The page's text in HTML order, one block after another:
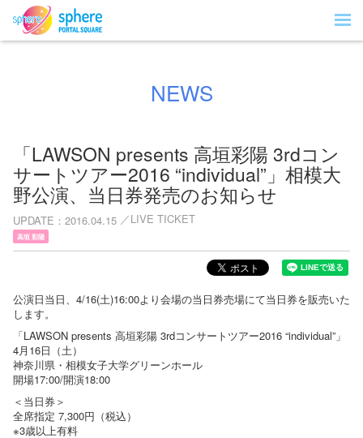
NEWS
「LAWSON presents 高垣彩陽 3rdコン
サートツアー2016 “individual”」相模大
野公演、当日券発売のお知らせ
UPDATE 2016.04.15 LIVE TICKET
高垣 彩陽
公演日当日、4/16(土)16:00より会場の当日券売場にて当日券を販売いた
します。
「LAWSON presents 高垣彩陽 3rdコンサートツアー2016 “individual”」
4月16日（土）
神奈川県・相模女子大学グリーンホール
開場17:00/開演18:00
＜当日券＞
全席指定 7,300円（税込）
※3歳以上有料